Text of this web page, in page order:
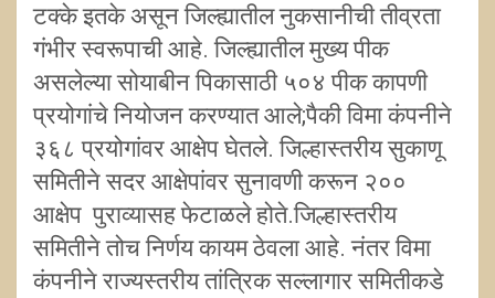
टक्के इतके असून जिल्ह्यातील नुकसानीची तीव्रता
गंभीर स्वरूपाची आहे. जिल्ह्यातील मुख्य पीक
असलेल्या सोयाबीन पिकासाठी ५०४ पीक कापणी
प्रयोगांचे नियोजन करण्यात आले;पैकी विमा कंपनीने
३६८ प्रयोगांवर आक्षेप घेतले. जिल्हास्तरीय सुकाणू
समितीने सदर आक्षेपांवर सुनावणी करून २००
आक्षेप पुराव्यासह फेटाळले होते.जिल्हास्तरीय
समितीने तोच निर्णय कायम ठेवला आहे. नंतर विमा
कंपनीने राज्यस्तरीय तांत्रिक सल्लागार समितीकडे